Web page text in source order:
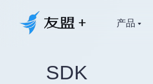
产品
SDK